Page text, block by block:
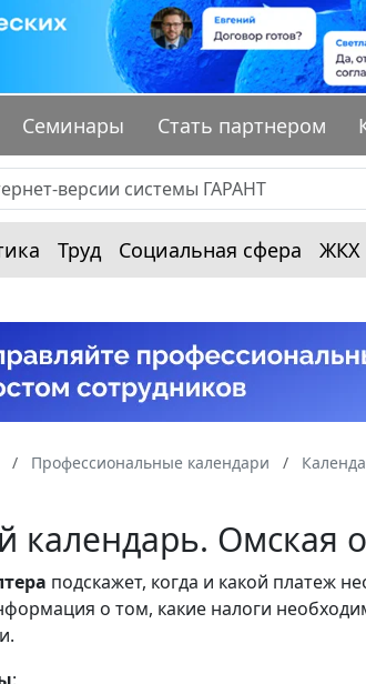
Семинары Стать партнером
Труд Социальная сфера ЖКХ
Профессиональные календари
календарь. Омская
подскажет, когда и какой платеж
о том, какие налоги